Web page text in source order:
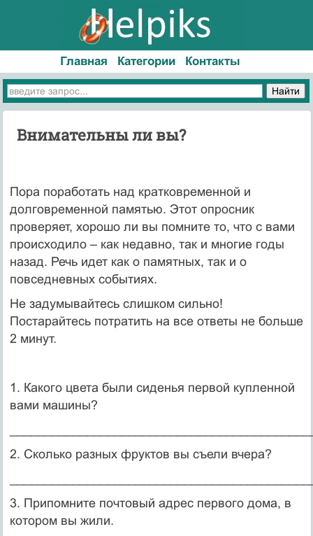
Главная Категории Контакты
Внимательны ли вы?
Пора поработать над кратковременной и
долговременной памятью. Этот опросник
проверяет, хорошо ли вы помните то, что с вами
происходило – как недавно, так и многие годы
назад. Речь идет как о памятных, так и о
повседневных событиях.
Не задумывайтесь слишком сильно!
Постарайтесь потратить на все ответы не больше
2 минут.
1. Какого цвета были сиденья первой купленной
вами машины?
2. Сколько разных фруктов вы съели вчера?
3. Припомните почтовый адрес первого дома, в
котором вы жили.